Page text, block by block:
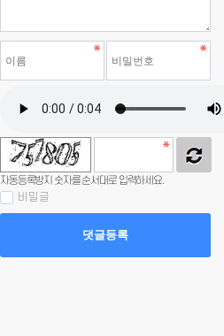
자동등록방지 숫자를 순서대로 입력하세요.
비밀글
댓글등록